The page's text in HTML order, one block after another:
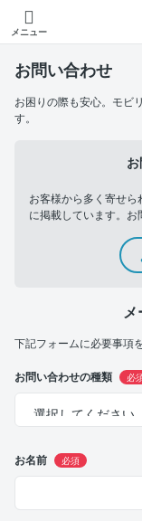
メニュー
お問い合わせ
お困りの際も安心。モビ
す。
お客様から多く寄せ
に掲載しています。お
下記フォームに必要事項
お問い合わせの種類 必
お名前 必須